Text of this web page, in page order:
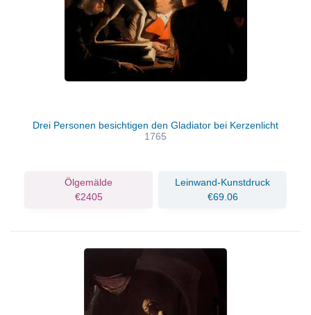
Drei Personen besichtigen den Gladiator bei Kerzenlicht
1765
Ölgemälde
€2405
Leinwand-Kunstdruck
€69.06